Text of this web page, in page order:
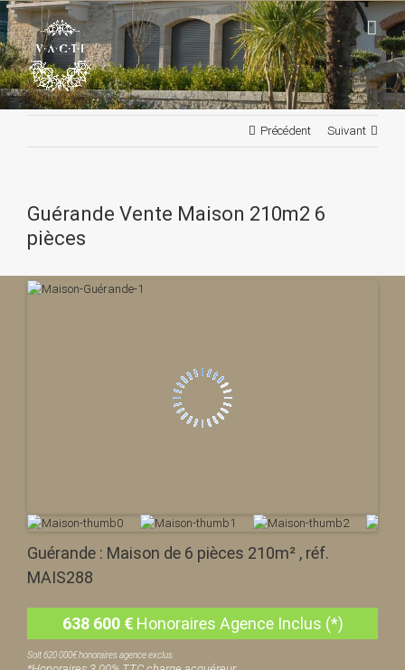
Passer
au
contenu
Précédent Suivant
Guérande Vente Maison 210m2 6
pièces
Guérande : Maison de 6 pièces 210m² , réf.
MAIS288
638 600€ Honoraires Agence Inclus (*)
Soit 620 000€ honoraires agence exclus.